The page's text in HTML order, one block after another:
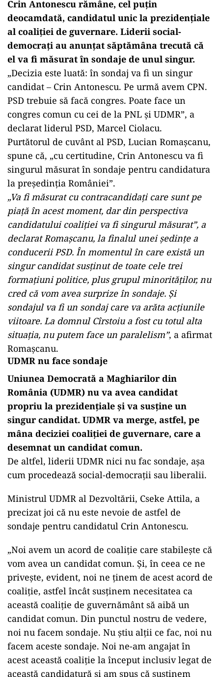
Crin Antonescu rămâne, cel puțin
deocamdată, candidatul unic la prezidențiale
al coaliției de guvernare. Liderii social-
democrați au anunțat săptămâna trecută că
el va fi măsurat în sondaje de unul singur.
„Decizia este luată: în sondaj va fi un singur
candidat – Crin Antonescu. Pe urmă avem CPN.
PSD trebuie să facă congres. Poate face un
congres comun cu cei de la PNL şi UDMR”, a
declarat liderul PSD, Marcel Ciolacu.
Purtătorul de cuvânt al PSD, Lucian Romașcanu,
spune că, „cu certitudine, Crin Antonescu va fi
singurul măsurat în sondaje pentru candidatura
la preşedinţia României”.
„Va fi măsurat cu contracandidaţi care sunt pe
piaţă în acest moment, dar din perspectiva
candidatului coaliţiei va fi singurul măsurat”, a
declarat Romaşcanu, la finalul unei ședințe a
conducerii PSD. În momentul în care există un
singur candidat susţinut de toate cele trei
formaţiuni politice, plus grupul minorităţilor, nu
cred că vom avea surprize în sondaje. Şi
sondajul va fi un sondaj care va arăta acţiunile
viitoare. La domnul Cîrstoiu a fost cu totul alta
situaţia, nu putem face un paralelism”, a afirmat
Romașcanu.
UDMR nu face sondaje
Uniunea Democrată a Maghiarilor din
România (UDMR) nu va avea candidat
propriu la prezidențiale și va susține un
singur candidat. UDMR va merge, astfel, pe
mâna deciziei coaliției de guvernare, care a
desemnat un candidat comun.
De altfel, liderii UDMR nici nu fac sondaje, așa
cum procedează social-democrații sau liberalii.
Ministrul UDMR al Dezvoltării, Cseke Attila, a
precizat joi că nu este nevoie de astfel de
sondaje pentru candidatul Crin Antonescu.
„Noi avem un acord de coaliţie care stabileşte că
vom avea un candidat comun. Şi, în ceea ce ne
priveşte, evident, noi ne ţinem de acest acord de
coaliţie, astfel încât susţinem necesitatea ca
această coaliţie de guvernământ să aibă un
candidat comun. Din punctul nostru de vedere,
noi nu facem sondaje. Nu ştiu alţii ce fac, noi nu
facem aceste sondaje. Noi ne-am angajat în
acest această coaliţie la început inclusiv legat de
această candidatură şi am spus că susţinem